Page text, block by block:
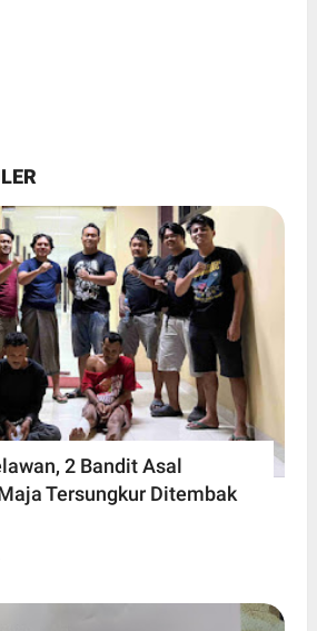
2 Bandit Asal
Tersungkur Ditembak